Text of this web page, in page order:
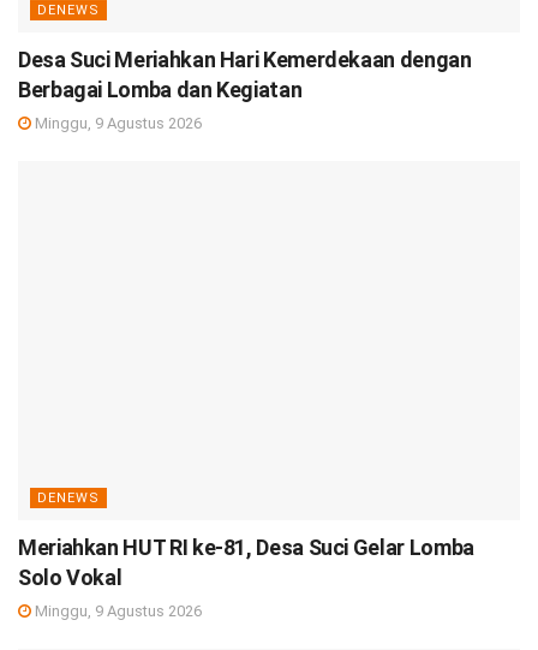
DENEWS
Desa Suci Meriahkan Hari Kemerdekaan dengan
Berbagai Lomba dan Kegiatan
Minggu, 9 Agustus 2026
DENEWS
Meriahkan HUT RI ke-81, Desa Suci Gelar Lomba
Solo Vokal
Minggu, 9 Agustus 2026